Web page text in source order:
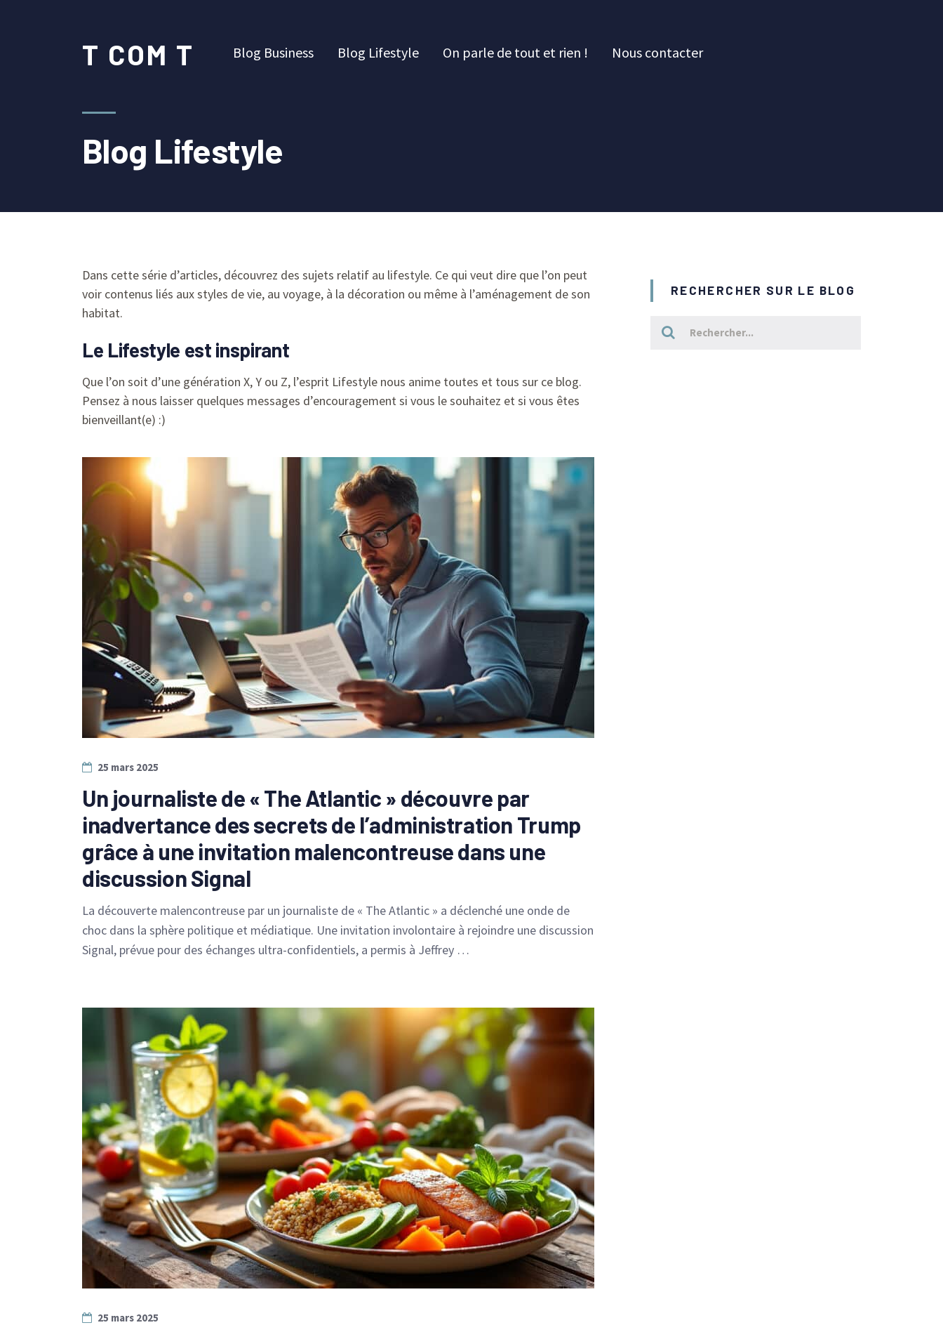
T COM T Blog Business Blog Lifestyle On parle de tout et rien ! Nous contacter
Blog Lifestyle
Dans cette série d’articles, découvrez des sujets relatif au lifestyle. Ce qui veut dire que l’on peut
voir contenus liés aux styles de vie, au voyage, à la décoration ou même à l’aménagement de son
habitat.
Le Lifestyle est inspirant
Que l’on soit d’une génération X, Y ou Z, l’esprit Lifestyle nous anime toutes et tous sur ce blog.
Pensez à nous laisser quelques messages d’encouragement si vous le souhaitez et si vous êtes
bienveillant(e) :)
25 mars 2025
Un journaliste de « The Atlantic » découvre par
inadvertance des secrets de l’administration Trump
grâce à une invitation malencontreuse dans une
discussion Signal
La découverte malencontreuse par un journaliste de « The Atlantic » a déclenché une onde de
choc dans la sphère politique et médiatique. Une invitation involontaire à rejoindre une discussion
Signal, prévue pour des échanges ultra-confidentiels, a permis à Jeffrey …
25 mars 2025
RECHERCHER SUR LE BLOG